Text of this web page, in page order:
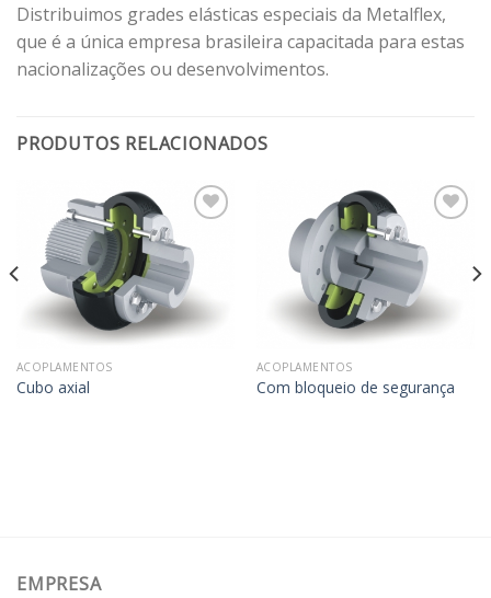
Distribuimos grades elásticas especiais da Metalflex,
que é a única empresa brasileira capacitada para estas
nacionalizações ou desenvolvimentos.
PRODUTOS RELACIONADOS
Adicionar
aos
meus
desejos
ACOPLAMENTOS
Cubo axial
Adicionar
aos
meus
desejos
ACOPLAMENTOS
Com bloqueio de segurança
EMPRESA